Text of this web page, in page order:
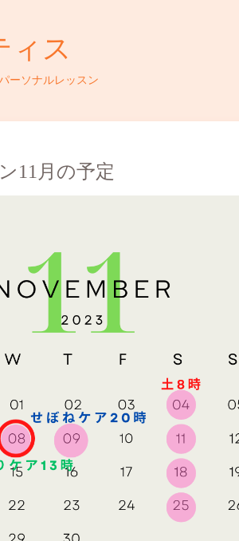
ィス
ーソナルレッスン
11月の予定